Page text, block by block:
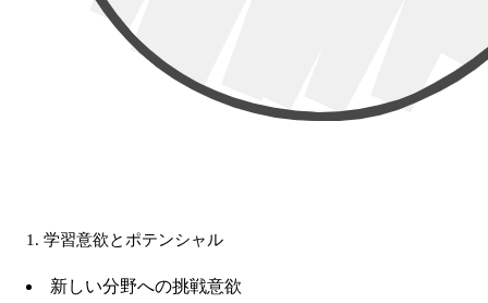
1. 学習意欲とポテンシャル
新しい分野への挑戦意欲